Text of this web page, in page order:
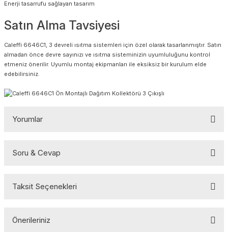
Enerji tasarrufu sağlayan tasarım
Satın Alma Tavsiyesi
Caleffi 6646C1, 3 devreli ısıtma sistemleri için özel olarak tasarlanmıştır. Satın
almadan önce devre sayınızı ve ısıtma sisteminizin uyumluluğunu kontrol
etmeniz önerilir. Uyumlu montaj ekipmanları ile eksiksiz bir kurulum elde
edebilirsiniz.
Yorumlar
Soru & Cevap
Taksit Seçenekleri
Önerileriniz